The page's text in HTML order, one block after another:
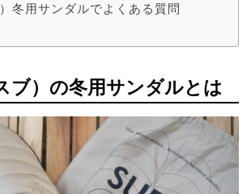
冬用サンダルでよくある質問
ブ）の冬用サンダルとは